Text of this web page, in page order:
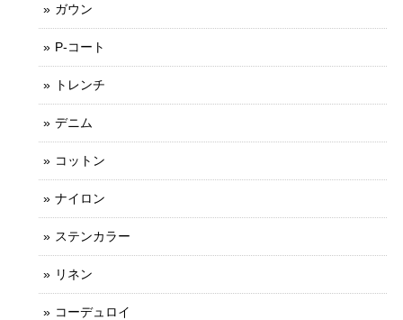
ガウン
P-コート
トレンチ
デニム
コットン
ナイロン
ステンカラー
リネン
コーデュロイ